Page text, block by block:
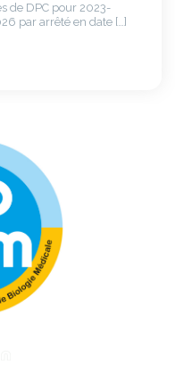
de DPC pour 2023-
par arrêté en date […]